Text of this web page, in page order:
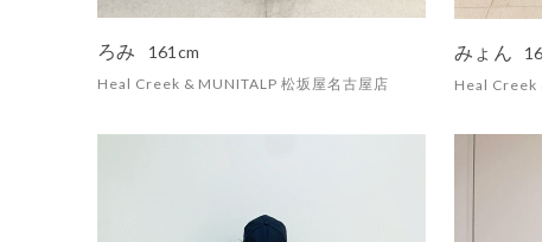
ろみ 161cm
Heal Creek & MUNITALP 松坂屋名古屋店
みょん
Heal Creek